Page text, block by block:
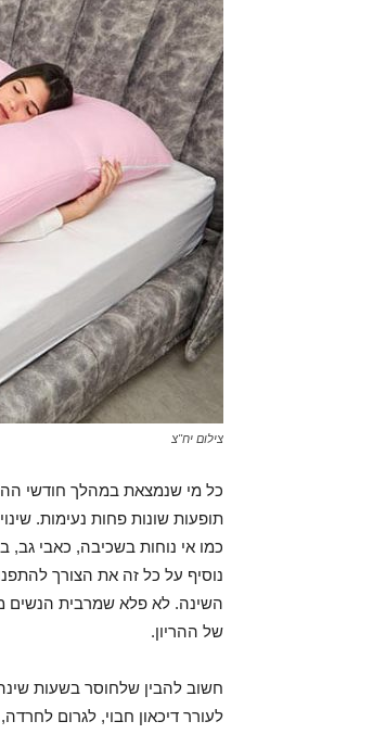
צילום יח"צ
כל מי שנמצאת במהלך חודשי
תופעות שונות פחות נעימות.
כמו אי נוחות בשכיבה, כאבי גב,
נוסיף על כל זה את הצורך
השינה. לא פלא שמרבית הנשים
של ההריון.
חשוב להבין שלחוסר בשעות
לעורר דיכאון חבוי, לגרום